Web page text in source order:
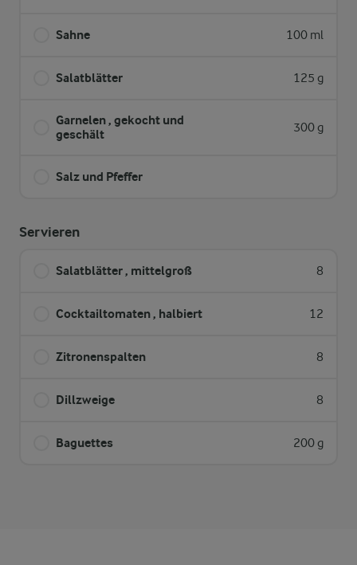
Sahne 100 ml
Salatblätter 125 g
Garnelen , gekocht und
geschält
300 g
Salz und Pfeffer
Servieren
Salatblätter , mittelgroß 8
Cocktailtomaten , halbiert 12
Zitronenspalten 8
Dillzweige 8
Baguettes 200 g